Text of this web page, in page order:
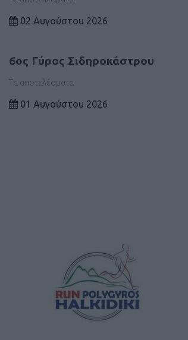
02 Αυγούστου 2026
6oς Γύρος Σιδηροκάστρου
Τα αποτελέσματα
01 Αυγούστου 2026